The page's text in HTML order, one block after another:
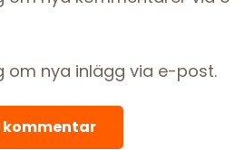
om nya inlägg via e-post.